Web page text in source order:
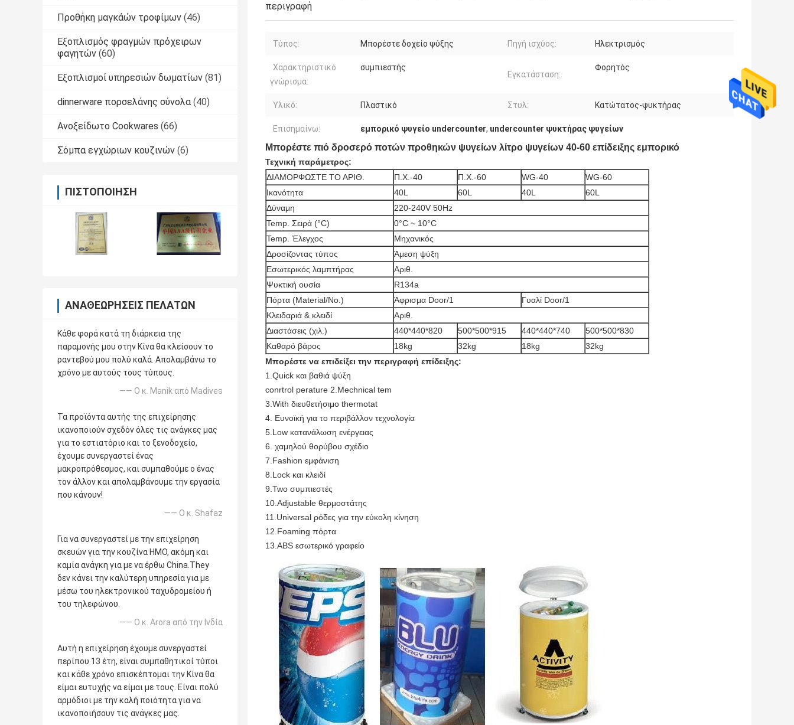
Προθήκη μαγκάών τροφίμων (46)
Εξοπλισμός φραγμών πρόχειρων
φαγητών (60)
Εξοπλισμοί υπηρεσιών δωματίων (81)
dinnerware πορσελάνης σύνολα (40)
Ανοξείδωτο Cookwares (66)
Σόμπα εγχώριων κουζινών (6)
ΠΙΣΤΟΠΟΊΗΣΗ
ΑΝΑΘΕΩΡΉΣΕΙΣ ΠΕΛΑΤΏΝ
Κάθε φορά κατά τη διάρκεια της
παραμονής μου στην Κίνα θα κλείσουν το
ραντεβού μου πολύ καλά. Απολαμβάνω το
χρόνο με αυτούς τους τύπους.
—— Ο κ. Manik από Madives
Τα προϊόντα αυτής της επιχείρησης
ικανοποιούν σχεδόν όλες τις ανάγκες μας
για το εστιατόριο και το ξενοδοχείο,
έχουμε συνεργαστεί ένας
μακροπρόθεσμος, και συμπαθούμε ο ένας
τον άλλον και απολαμβάνουμε την εργασία
που κάνουν!
—— Ο κ. Shafaz
Για να συνεργαστεί με την επιχείρηση
σκευών για την κουζίνα ΗΜΟ, ακόμη και
καμία ανάγκη για με να έρθω China.They
δεν κάνει την καλύτερη υπηρεσία για με
μέσω του ηλεκτρονικού ταχυδρομείου ή
του τηλεφώνου.
—— Ο κ. Arora από την Ινδία
Αυτή η επιχείρηση έχουμε συνεργαστεί
περίπου 13 έτη, είναι συμπαθητικοί τύποι
και κάθε χρόνο επισκέπτομαι την Κίνα θα
είμαι ευτυχής να είμαι με τους. Είναι πολύ
αρμόδιοι με την καλή ποιότητα για να
ικανοποιήσουν τις ανάγκες μας.
περιγραφή
Τύπος: Μπορέστε δοχείο ψύξης Πηγή ισχύος: Ηλεκτρισμός
Χαρακτηριστικό
γνώρισμα:
συμπιεστής
Εγκατάσταση:
Φορητός
Υλικό: Πλαστικό Στυλ: Κατώτατος-ψυκτήρας
Επισημαίνω: εμπορικό ψυγείο undercounter, undercounter ψυκτήρας ψυγείων
Μπορέστε πιό δροσερό ποτών προθηκών ψυγείων λίτρο ψυγείων 40-60 επίδειξης εμπορικό
Τεχνική παράμετρος:
ΔΙΑΜΟΡΦΩΣΤΕ ΤΟ ΑΡΙΘ.
Π.Χ.-40 Π.Χ.-60 WG-40
WG-60
Ικανότητα
40L 60L 40L
60L
Δύναμη
220-240V 50Hz
Temp. Σειρά (°C)
0°C ~ 10°C
Temp. Έλεγχος
Μηχανικός
Δροσίζοντας τύπος
Άμεση ψύξη
Εσωτερικός λαμπτήρας
Αριθ.
Ψυκτική ουσία
R134a
Πόρτα (Material/No.)
Άφρισμα Door/1
Γυαλί Door/1
Κλειδαριά & κλειδί
Αριθ.
Διαστάσεις (χιλ.)
440*440*820 500*500*915 440*440*740
500*500*830
Καθαρό βάρος
18kg 32kg 18kg
32kg
Μπορέστε να επιδείξει την περιγραφή επίδειξης:
1.Quick και βαθιά ψύξη
conrtrol perature 2.Mechnical tem
3.With διευθετήσιμο thermotat
4. Ευνοϊκή για το περιβάλλον τεχνολογία
5.Low κατανάλωση ενέργειας
6. χαμηλού θορύβου σχέδιο
7.Fashion εμφάνιση
8.Lock και κλειδί
9.Two συμπιεστές
10.Adjustable θερμοστάτης
11.Universal ρόδες για την εύκολη κίνηση
12.Foaming πόρτα
13.ABS εσωτερικό γραφείο